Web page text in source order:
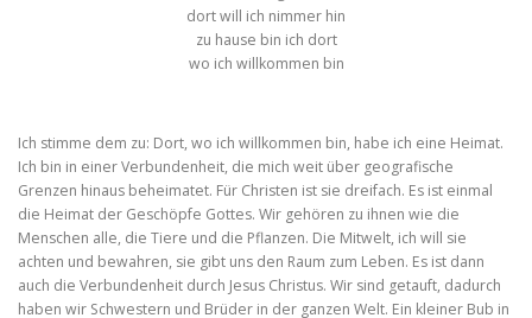
dort will ich nimmer hin
zu hause bin ich dort
wo ich willkommen bin
Ich stimme dem zu: Dort, wo ich willkommen bin, habe ich eine Heimat.
Ich bin in einer Verbundenheit, die mich weit über geografische
Grenzen hinaus beheimatet. Für Christen ist sie dreifach. Es ist einmal
die Heimat der Geschöpfe Gottes. Wir gehören zu ihnen wie die
Menschen alle, die Tiere und die Pflanzen. Die Mitwelt, ich will sie
achten und bewahren, sie gibt uns den Raum zum Leben. Es ist dann
auch die Verbundenheit durch Jesus Christus. Wir sind getauft, dadurch
haben wir Schwestern und Brüder in der ganzen Welt. Ein kleiner Bub in